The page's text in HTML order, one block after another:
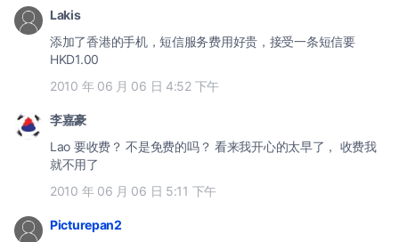
Lakis
添加了香港的手机，短信服务费用好贵，接受一条短信要
HKD1.00
2010 年 06 月 06 日 4:52 下午
李嘉豪
Lao 要收费？ 不是免费的吗？ 看来我开心的太早了， 收费我
就不用了
2010 年 06 月 06 日 5:11 下午
Picturepan2